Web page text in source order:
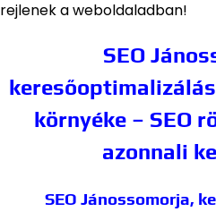
rejlenek a weboldaladban!
SEO
környéke – SEO
azonnali
SEO Jánossomorja,